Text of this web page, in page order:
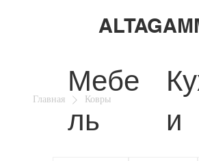
Мебе
ль
и
Главная Ковры